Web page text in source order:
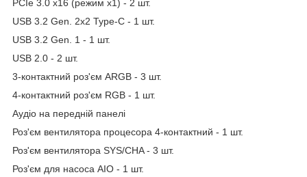
PCIe 3.0 x16 (режим x1) - 2 шт.
USB 3.2 Gen. 2x2 Type-C - 1 шт.
USB 3.2 Gen. 1 - 1 шт.
USB 2.0 - 2 шт.
3-контактний роз'єм ARGB - 3 шт.
4-контактний роз'єм RGB - 1 шт.
Аудіо на передній панелі
Роз'єм вентилятора процесора 4-контактний - 1 шт.
Роз'єм вентилятора SYS/CHA - 3 шт.
Роз'єм для насоса AIO - 1 шт.